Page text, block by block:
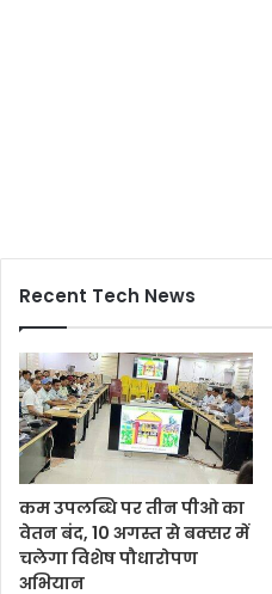
Recent Tech News
कम उपलब्धि पर तीन पीओ का
वेतन बंद, 10 अगस्त से बक्सर में
चलेगा विशेष पौधारोपण
अभियान